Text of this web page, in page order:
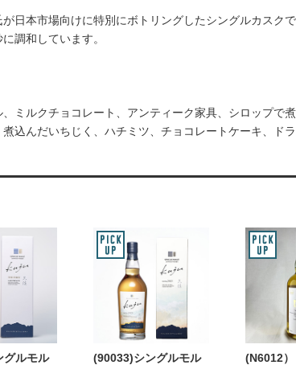
日本市場向けに特別にボトリングしたシングルカスク
調和しています。
ミルクチョコレート、アンティーク家具、シロップで
込んだいちじく、ハチミツ、チョコレートケーキ、ド
グルモル
(90033)シングルモル
(N6012